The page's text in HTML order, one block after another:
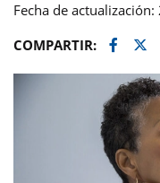
Fecha de
COMPARTIR: